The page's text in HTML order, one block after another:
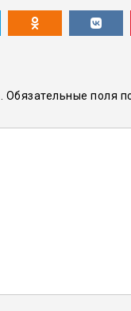
Обязательные поля